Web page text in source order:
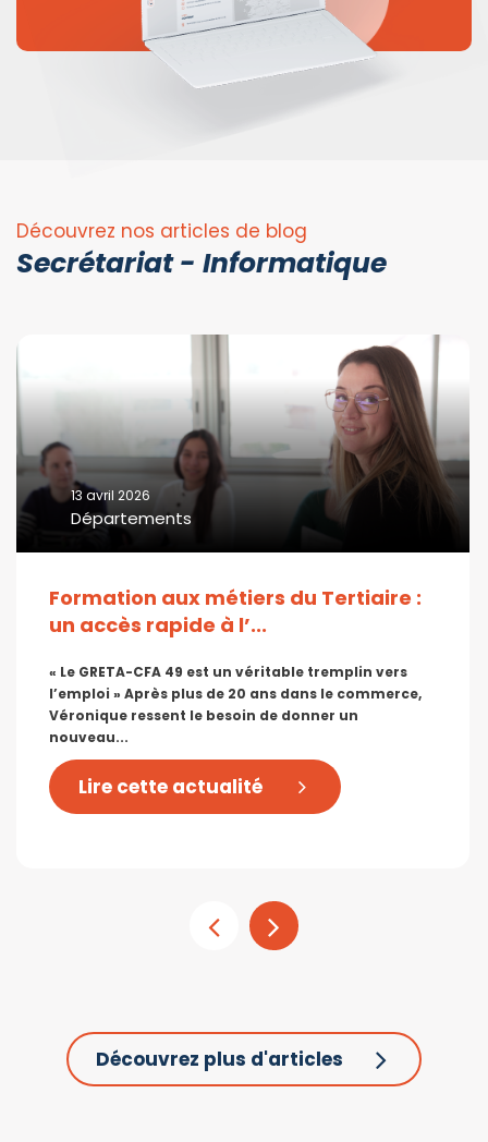
Découvrez nos articles de blog
Secrétariat - Informatique
13 avril 2026
Départements
Formation aux métiers du Tertiaire :
un accès rapide à l’...
« Le GRETA-CFA 49 est un véritable tremplin vers
l’emploi » Après plus de 20 ans dans le commerce,
Véronique ressent le besoin de donner un
nouveau...
Lire cette actualité
Découvrez plus d'articles